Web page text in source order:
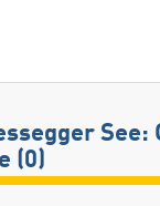
See:
(0)